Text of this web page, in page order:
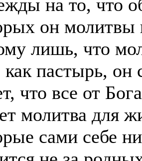
на то, что
он молитвы
лишь, что
как пастырь,
что все от
молитва для
сами себе